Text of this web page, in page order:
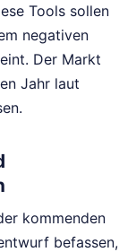
Tools sollen
negativen
Der Markt
Jahr laut
kommenden
befassen,